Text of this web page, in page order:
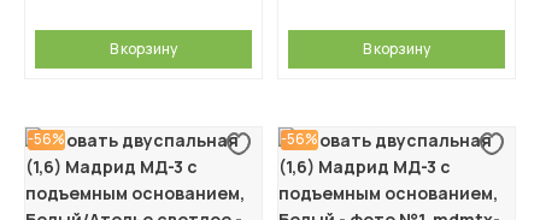
В корзину В корзину
-56% -56%